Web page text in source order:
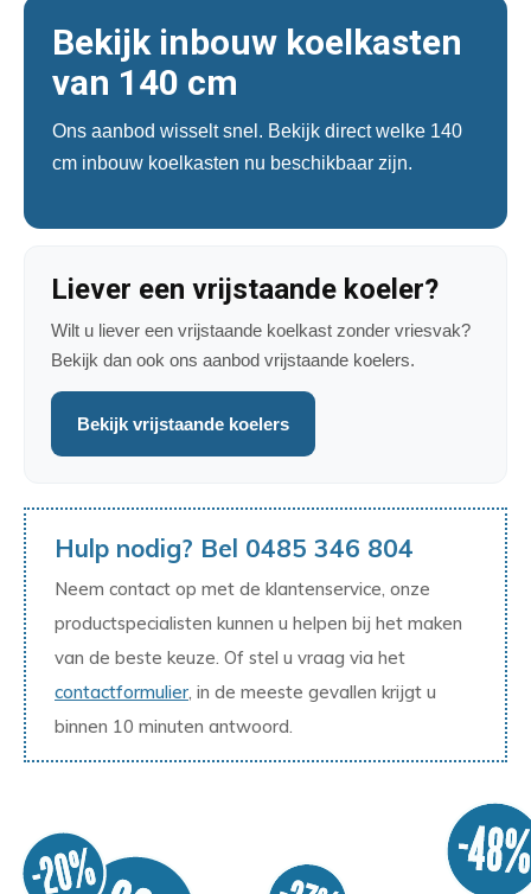
Bekijk inbouw koelkasten
van 140 cm
Ons aanbod wisselt snel. Bekijk direct welke 140
cm inbouw koelkasten nu beschikbaar zijn.
Liever een vrijstaande koeler?
Wilt u liever een vrijstaande koelkast zonder vriesvak?
Bekijk dan ook ons aanbod vrijstaande koelers.
Bekijk vrijstaande koelers
Hulp nodig? Bel 0485 346 804
Neem contact op met de klantenservice, onze
productspecialisten kunnen u helpen bij het maken
van de beste keuze. Of stel u vraag via het
contactformulier, in de meeste gevallen krijgt u
binnen 10 minuten antwoord.